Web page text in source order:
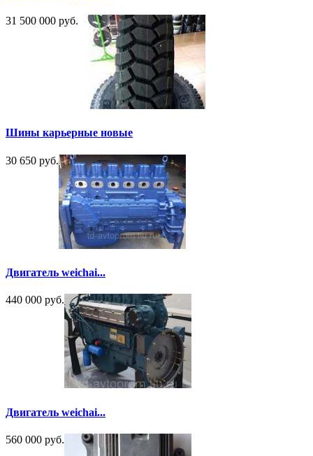
31 500 000 руб.
Шины карьерные новые
30 650 руб.
Двигатель weichai...
440 000 руб.
Двигатель weichai...
560 000 руб.